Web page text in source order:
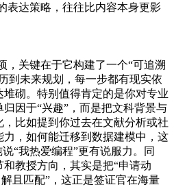
表达策略，往往比内容本身更影
，关键在于它构建了一个“可追溯
未来规划，每一步都有现实依
砌。特别值得肯定的是你对专业
因于“兴趣”，而是把文科背景与
比如提到你过去在文献分析或社
，如何能迁移到数据建模中，这
“我热爱编程”更有说服力。同
教授方向，其实是把“申请动
且匹配”，这正是签证官在海量